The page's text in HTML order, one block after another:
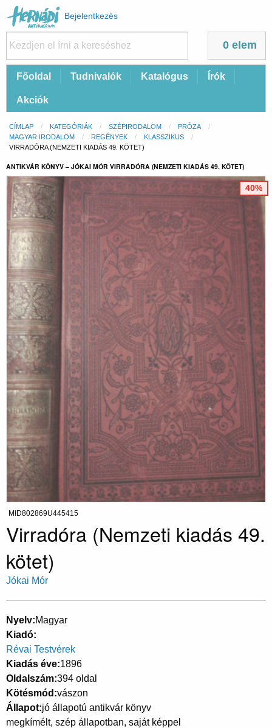
Felhasználói
fiók
menüje
Bejelentkezés
0 elem
FőFőoldal Tudnivalók Katalógus Írók
Akciók
Morzsa
CÍMLAP KATEGÓRIÁK SZÉPIRODALOM
PRÓZA
MAGYAR IRODALOM
REGÉNYEK
KLASSZIKUS
CURRENT:
VIRRADÓRA (NEMZETI KIADÁS 49. KÖTET)
ANTIKVÁR KÖNYV – JÓKAI MÓR VIRRADÓRA (NEMZETI KIADÁS 49. KÖTET)
40%
MID802869U445415
Virradóra (Nemzeti kiadás 49.
kötet)
Jókai Mór
Nyelv Magyar
Kiadó
Révai Testvérek
Kiadás éve 1896
Oldalszám 394 oldal
Kötésmód vászon
Állapot jó állapotú antikvár könyv
megkímélt, szép állapotban, saját képpel